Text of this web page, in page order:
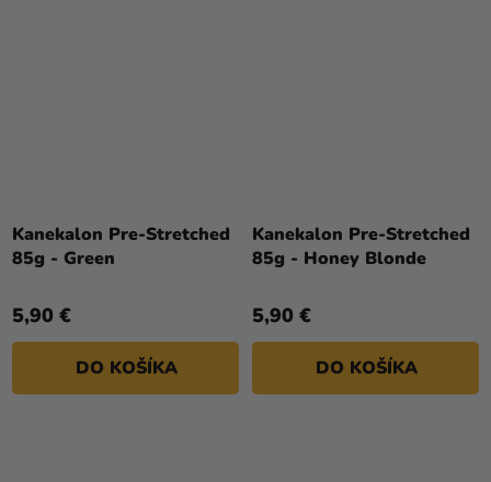
Kanekalon Pre-Stretched
85g - Green
5,90 €
DO KOŠÍKA
Kanekalon Pre-Stretched
85g - Honey Blonde
5,90 €
DO KOŠÍKA